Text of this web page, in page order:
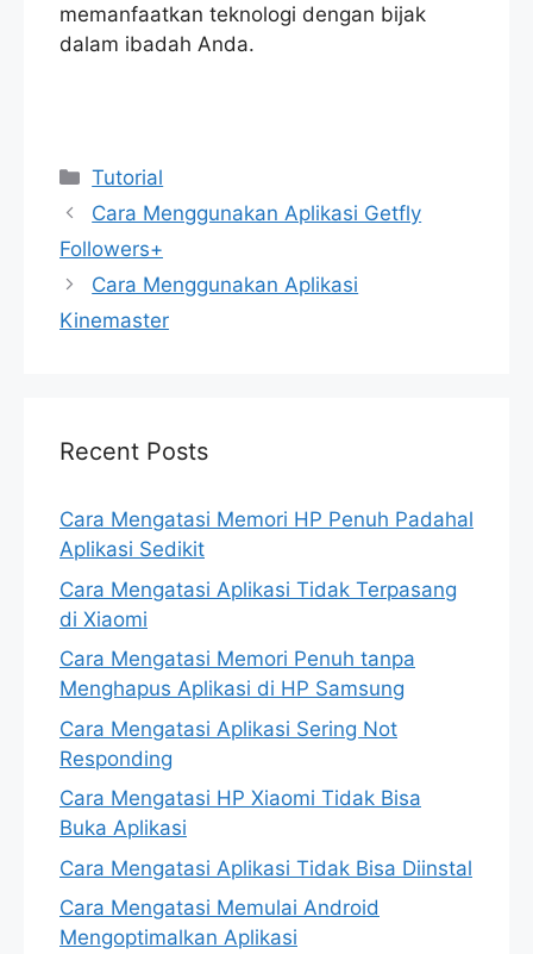
memanfaatkan teknologi dengan bijak
dalam ibadah Anda.
Categories
Tutorial
Cara Menggunakan Aplikasi Getfly
Followers+
Cara Menggunakan Aplikasi
Kinemaster
Recent Posts
Cara Mengatasi Memori HP Penuh Padahal
Aplikasi Sedikit
Cara Mengatasi Aplikasi Tidak Terpasang
di Xiaomi
Cara Mengatasi Memori Penuh tanpa
Menghapus Aplikasi di HP Samsung
Cara Mengatasi Aplikasi Sering Not
Responding
Cara Mengatasi HP Xiaomi Tidak Bisa
Buka Aplikasi
Cara Mengatasi Aplikasi Tidak Bisa Diinstal
Cara Mengatasi Memulai Android
Mengoptimalkan Aplikasi